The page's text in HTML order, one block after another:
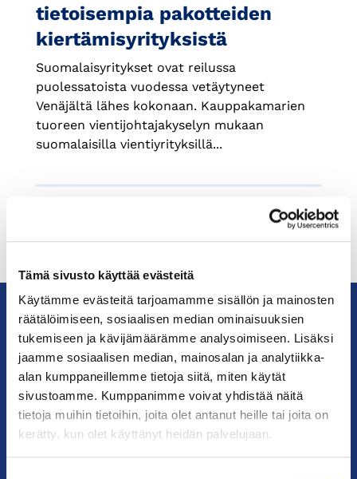
Tämä sivusto käyttää evästeitä
Käytämme evästeitä tarjoamamme sisällön ja mainosten
räätälöimiseen, sosiaalisen median ominaisuuksien
tukemiseen ja kävijämäärämme analysoimiseen. Lisäksi
jaamme sosiaalisen median, mainosalan ja analytiikka-
alan kumppaneillemme tietoja siitä, miten käytät
sivustoamme. Kumppanimme voivat yhdistää näitä
tietoja muihin tietoihin, joita olet antanut heille tai joita on
kerätty, kun olet käyttänyt heidän palvelujaan.
tietoisempia pakotteiden
kiertämisyrityksistä
Suomalaisyritykset ovat reilussa
puolessatoista vuodessa vetäytyneet
Venäjältä lähes kokonaan. Kauppakamarien
tuoreen vientijohtajakyselyn mukaan
suomalaisilla vientiyrityksillä...
KauppakamariHelsingin
seudun
kauppakamari
YHTEYSTIEDOT